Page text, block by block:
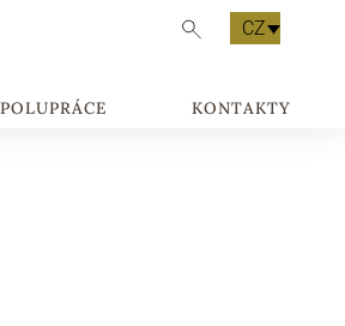
CZ
KONTAKTY